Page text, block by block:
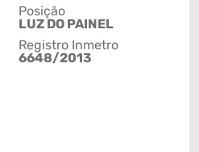
Posição
LUZ DO PAINEL
Registro Inmetro
6648/2013